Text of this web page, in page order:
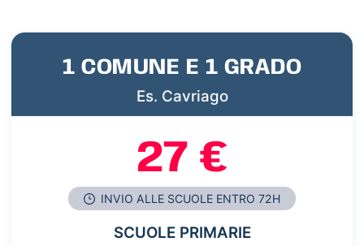
1 COMUNE E 1 GRADO
Es. Cavriago
27 €
INVIO ALLE SCUOLE ENTRO 72H
SCUOLE PRIMARIE